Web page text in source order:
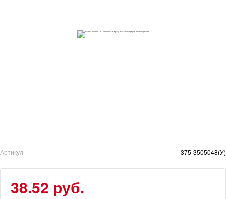
Артикул 375-3505048(У)
38.52 руб.